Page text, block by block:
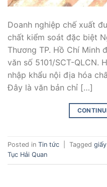
Doanh nghiệp chế xuất
chất kiểm soát đặc biệt
Thương TP. Hồ Chí Minh
văn số 5101/SCT-QLCN.
nhập khẩu nội địa hóa
Đây là văn bản chỉ […]
Posted in Tin tức Tagged
Tục Hải Quan